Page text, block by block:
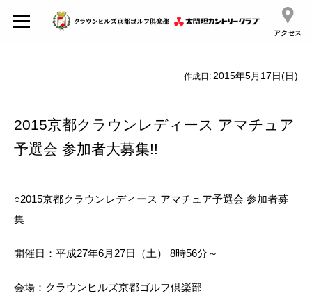
アクセス
作成日: 2015年5月17日(日)
2015京都クラウンレディース アマチュア
予選会 参加者大募集!!
○2015京都クラウンレディース アマチュア予選会 参加者募
集
開催日：平成27年6月27日（土） 8時56分～
会場：クラウンヒルズ京都ゴルフ倶楽部